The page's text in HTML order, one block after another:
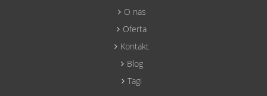
O nas
Oferta
Kontakt
Blog
Tagi